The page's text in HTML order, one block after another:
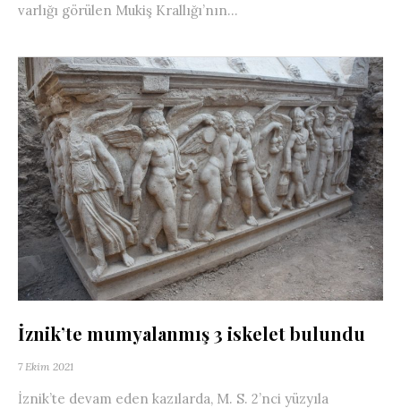
varlığı görülen Mukiş Krallığı’nın...
İznik’te mumyalanmış 3 iskelet bulundu
7 Ekim 2021
İznik’te devam eden kazılarda, M. S. 2’nci yüzyıla